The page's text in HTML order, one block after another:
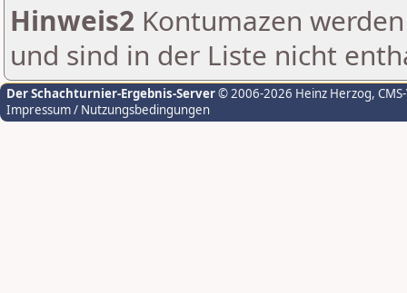
Hinweis2 Kontumazen
und sind in der Liste nicht
Der Schachturnier-Ergebnis-Server© 2006-2026 Heinz Herzog,
Impressum / Nutzungsbedingungen